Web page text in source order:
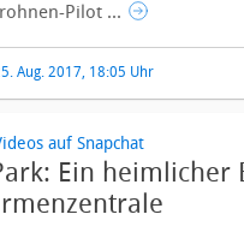
Pilot ...
Aug. 2017, 18:05 Uhr
auf Snapchat
Ein heimlicher